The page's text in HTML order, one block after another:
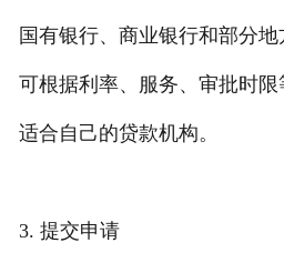
国有银行、商业银行和部分
可根据利率、服务、审批时
适合自己的贷款机构。
3. 提交申请